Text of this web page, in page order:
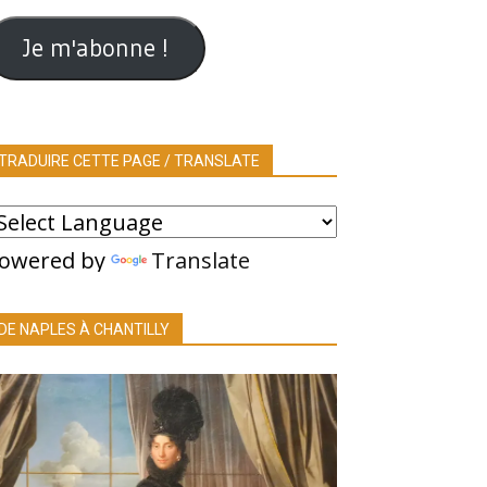
Je m'abonne !
CETTE PAGE / TRANSLATE
by Translate
NAPLES À CHANTILLY